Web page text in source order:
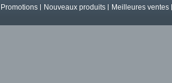
Promotions Nouveaux produits Meilleures ventes